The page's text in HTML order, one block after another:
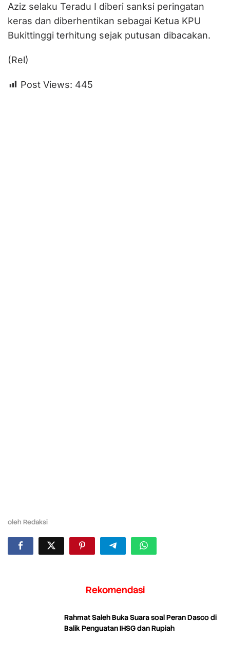
Aziz selaku Teradu I diberi sanksi peringatan
keras dan diberhentikan sebagai Ketua KPU
Bukittinggi terhitung sejak putusan dibacakan.
(Rel)
Post Views: 445
oleh Redaksi
Rekomendasi
Rahmat Saleh Buka Suara soal Peran Dasco di
Balik Penguatan IHSG dan Rupiah